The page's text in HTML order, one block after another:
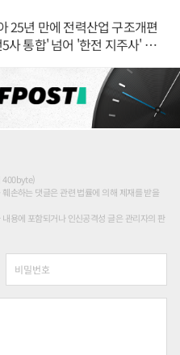
25년 만에 전력산업 구조개편
사 통합' 넘어 '한전 지주사' 재편
400byte)
손하는 댓글은 관련 법률에 의해 제재를 받을
용에 포함되거나 인신공격성 글은 관리자의 판